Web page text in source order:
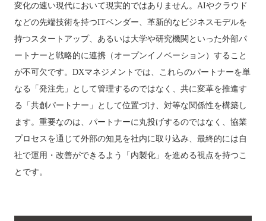
変化の速い現代において現実的ではありません。AIやクラウド
などの先端技術を持つITベンダー、革新的なビジネスモデルを
持つスタートアップ、あるいは大学や研究機関といった外部パ
ートナーと戦略的に連携（オープンイノベーション）すること
が不可欠です。DXマネジメントでは、これらのパートナーを単
なる「発注先」として管理するのではなく、共に変革を推進す
る「共創パートナー」として位置づけ、対等な関係性を構築し
ます。重要なのは、パートナーに丸投げするのではなく、協業
プロセスを通じて外部の知見を社内に取り込み、最終的には自
社で運用・改善ができるよう「内製化」を進める視点を持つこ
とです。